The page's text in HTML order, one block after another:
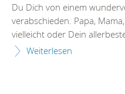
Du Dich von einem
verabschieden. Papa,
vielleicht oder Dein
Weiterlesen